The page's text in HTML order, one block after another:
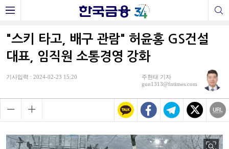
"스키 타고, 배구 관람" 허윤홍 GS건설
대표, 임직원 소통경영 강화
기사입력 : 2024-02-23 15:20
주현태 기자
gun1313@fntimes.com